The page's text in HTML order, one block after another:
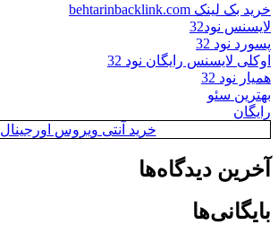
خرید بک لینک behtarinbacklink.com
لایسنس نود32
پسورد نود 32
اوکلی لایسنس رایگان نود 32
همیار نود 32
بهترین سئو
رایگان
خرید آنتی ویروس اورجینال
آخرین دیدگاه‌ها
بایگانی‌ها